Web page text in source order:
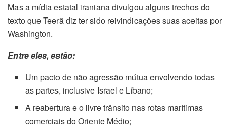
Mas a mídia estatal iraniana divulgou alguns trechos do
texto que Teerã diz ter sido reivindicações suas aceitas por
Washington.
Entre eles, estão:
Um pacto de não agressão mútua envolvendo todas
as partes, inclusive Israel e Líbano;
A reabertura e o livre trânsito nas rotas marítimas
comerciais do Oriente Médio;